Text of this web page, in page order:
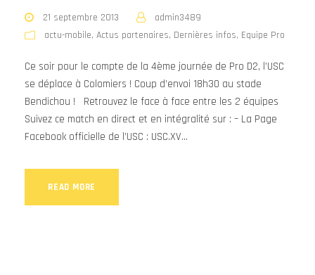
21 septembre 2013
admin3489
actu-mobile, Actus partenaires, Dernières infos, Equipe Pro
Ce soir pour le compte de la 4ème journée de Pro D2, l’USC
se déplace à Colomiers ! Coup d’envoi 18h30 au stade
Bendichou ! Retrouvez le face à face entre les 2 équipes
Suivez ce match en direct et en intégralité sur : – La Page
Facebook officielle de l’USC : USC.XV...
READ MORE